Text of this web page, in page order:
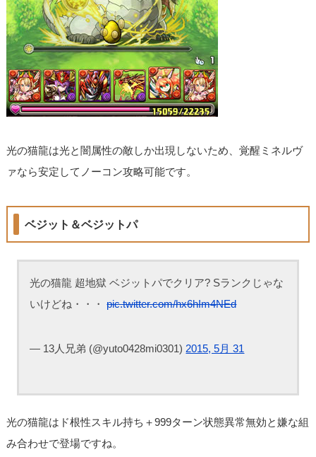
光の猫龍は光と闇属性の敵しか出現しないため、覚醒ミネルヴ
ァなら安定してノーコン攻略可能です。
ベジット＆ベジットパ
光の猫龍 超地獄 ベジットパでクリア? Sランクじゃな
いけどね・・・pic.twitter.com/hx6hIm4NEd
— 13人兄弟 (@yuto0428mi0301) 2015, 5月 31
光の猫龍はド根性スキル持ち＋999ターン状態異常無効と嫌な組
み合わせで登場ですね。